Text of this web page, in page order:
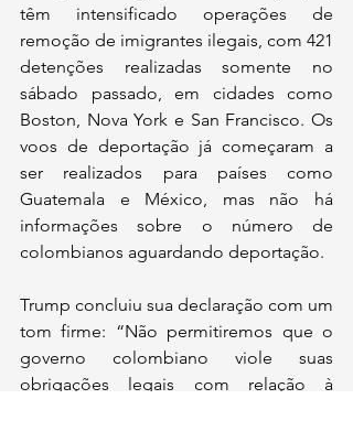
têm intensificado operações de
remoção de imigrantes ilegais, com 421
detenções realizadas somente no
sábado passado, em cidades como
Boston, Nova York e San Francisco. Os
voos de deportação já começaram a
ser realizados para países como
Guatemala e México, mas não há
informações sobre o número de
colombianos aguardando deportação.
Trump concluiu sua declaração com um
tom firme: “Não permitiremos que o
governo colombiano viole suas
obrigações legais com relação à